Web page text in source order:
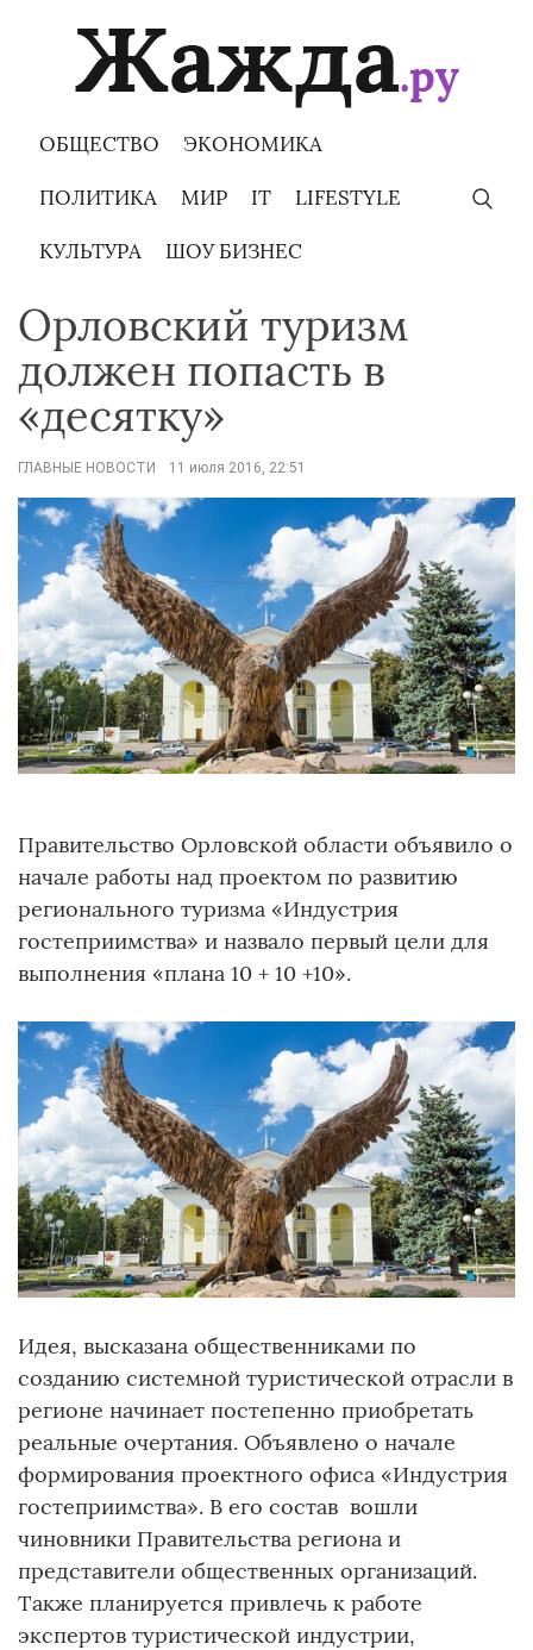
ОБЩЕСТВО ЭКОНОМИКА
ПОЛИТИКА МИР IT LIFESTYLE
КУЛЬТУРА ШОУ БИЗНЕС
Орловский туризм
должен попасть в
«десятку»
ГЛАВНЫЕ НОВОСТИ 11 июля 2016, 22:51
Правительство Орловской области объявило о
начале работы над проектом по развитию
регионального туризма «Индустрия
гостеприимства» и назвало первый цели для
выполнения «плана 10 + 10 +10».
Идея, высказана общественниками по
созданию системной туристической отрасли в
регионе начинает постепенно приобретать
реальные очертания. Объявлено о начале
формирования проектного офиса «Индустрия
гостеприимства». В его состав вошли
чиновники Правительства региона и
представители общественных организаций.
Также планируется привлечь к работе
экспертов туристической индустрии,